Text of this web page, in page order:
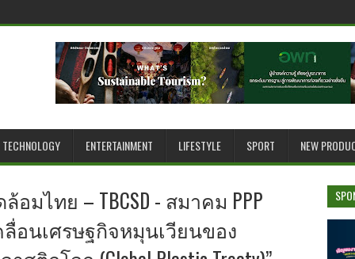
TECHNOLOGY ENTERTAINMENT LIFESTYLE SPORT NEW
มไทย – TBCSD - สมาคม PPP
ลื่อนเศรษฐกิจหมุนเวียนของ